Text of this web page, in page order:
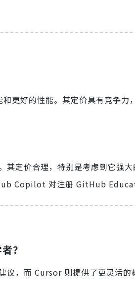
更好的性能。其定价具有竞争力
定价合理，特别是考虑到它强大
Copilot 对注册 GitHub
？
，而 Cursor 则提供了更灵活的